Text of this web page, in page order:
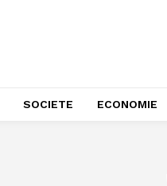
SOCIETE ECONOMIE